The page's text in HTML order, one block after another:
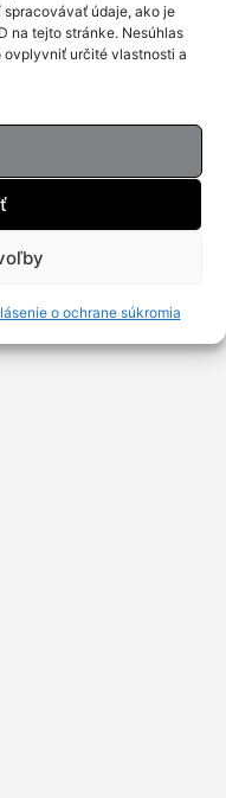
údaje, ako je
na tejto stránke. Nesúhlas
ovplyvniť určité vlastnosti a
o ochrane súkromia